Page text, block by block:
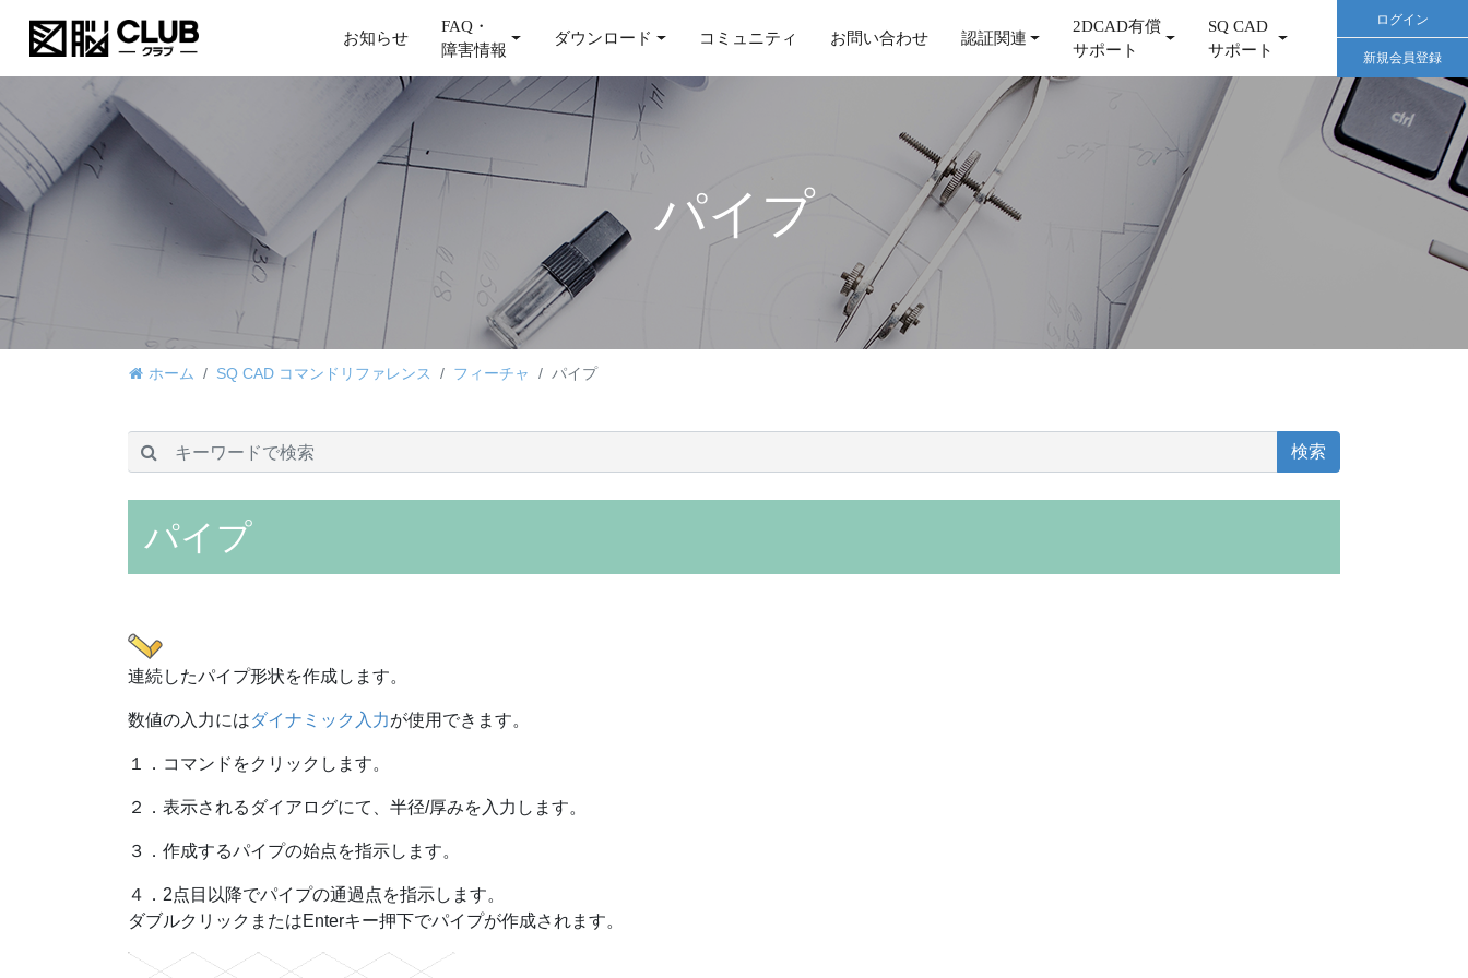
お知らせ
FAQ・
障害情報
ダウンロード コミュニティ お問い合わせ 認証関連
2DCAD有償
サポート
SQ CAD
サポート
ログイン
新規会員登録
パイプ
ホーム SQ CAD コマンドリファレンス フィーチャ パイプ
検索
パイプ
連続したパイプ形状を作成します。
数値の入力にはダイナミック入力が使用できます。
１．コマンドをクリックします。
２．表示されるダイアログにて、半径/厚みを入力します。
３．作成するパイプの始点を指示します。
４．2点目以降でパイプの通過点を指示します。
ダブルクリックまたはEnterキー押下でパイプが作成されます。